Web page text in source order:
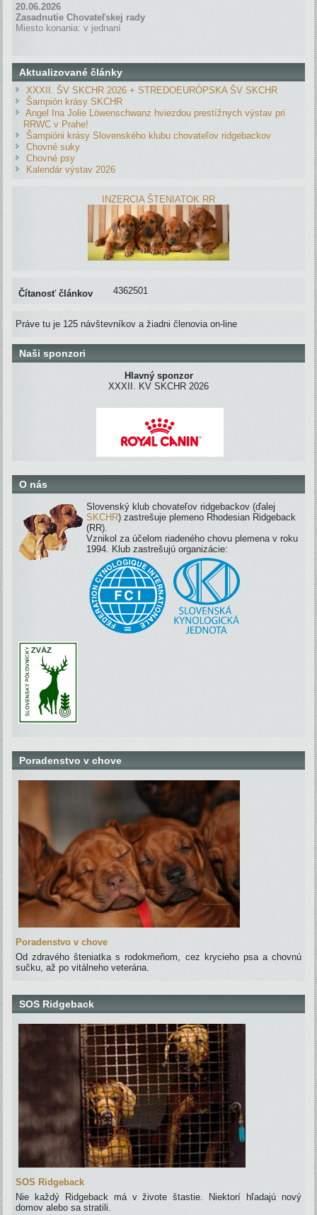
20.06.2026
Zasadnutie Chovateľskej rady
Miesto konania: v jednaní
Aktualizované články
XXXII. ŠV SKCHR 2026 + STREDOEURÓPSKA ŠV SKCHR
Šampión krásy SKCHR
Angel Ina Jolie Löwenschwanz hviezdou prestížnych výstav pri
RRWC v Prahe!
Šampióni krásy Slovenského klubu chovateľov ridgebackov
Chovné suky
Chovné psy
Kalendár výstav 2026
INZERCIA ŠTENIATOK RR
Čítanosť článkov 4362501
Práve tu je 125 návštevníkov a žiadni členovia on-line
Naši sponzori
Hlavný sponzor
XXXII. KV SKCHR 2026
O nás
Slovenský klub chovateľov ridgebackov (ďalej
SKCHR) zastrešuje plemeno Rhodesian Ridgeback
(RR).
Vznikol za účelom riadeného chovu plemena v roku
1994. Klub zastrešujú organizácie:
Poradenstvo v chove
Poradenstvo v chove
Od zdravého šteniatka s rodokmeňom, cez krycieho psa a chovnú
sučku, až po vitálneho veterána.
SOS Ridgeback
SOS Ridgeback
Nie každý Ridgeback má v živote štastie. Niektorí hľadajú nový
domov alebo sa stratili.